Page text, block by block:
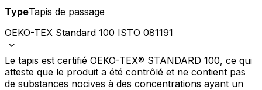
TypeTapis de passage
OEKO-TEX Standard 100 ISTO 081191
Le tapis est certifié OEKO-TEX® STANDARD 100, ce qui
atteste que le produit a été contrôlé et ne contient pas
de substances nocives à des concentrations ayant un